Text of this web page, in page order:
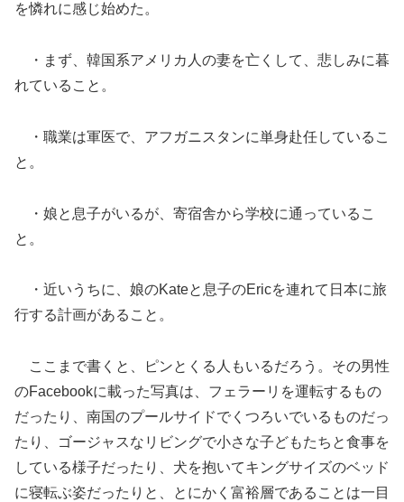
を憐れに感じ始めた。
・まず、韓国系アメリカ人の妻を亡くして、悲しみに暮
れていること。
・職業は軍医で、アフガニスタンに単身赴任しているこ
と。
・娘と息子がいるが、寄宿舎から学校に通っているこ
と。
・近いうちに、娘のKateと息子のEricを連れて日本に旅
行する計画があること。
ここまで書くと、ピンとくる人もいるだろう。その男性
のFacebookに載った写真は、フェラーリを運転するもの
だったり、南国のプールサイドでくつろいでいるものだっ
たり、ゴージャスなリビングで小さな子どもたちと食事を
している様子だったり、犬を抱いてキングサイズのベッド
に寝転ぶ姿だったりと、とにかく富裕層であることは一目